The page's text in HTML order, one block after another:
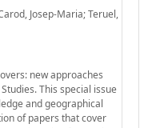
Josep-Maria; Teruel,
new approaches
This special issue
and geographical
of papers that cover